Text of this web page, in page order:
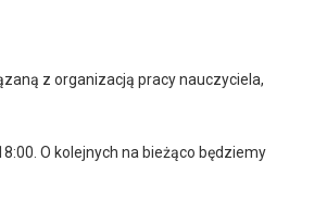
z organizacją pracy nauczyciela,
18:00. O kolejnych na bieżąco będziemy